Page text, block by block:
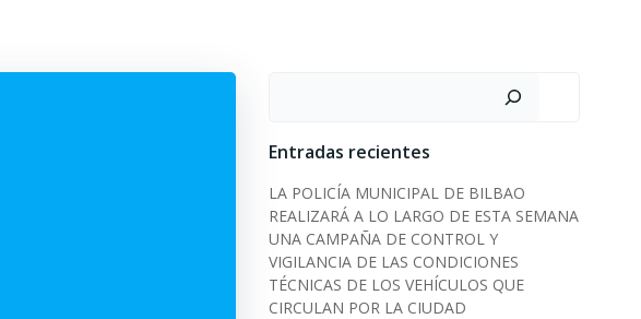
Entradas recientes
LA POLICÍA MUNICIPAL DE BILBAO
REALIZARÁ A LO LARGO DE ESTA SEMANA
UNA CAMPAÑA DE CONTROL Y
VIGILANCIA DE LAS CONDICIONES
TÉCNICAS DE LOS VEHÍCULOS QUE
CIRCULAN POR LA CIUDAD